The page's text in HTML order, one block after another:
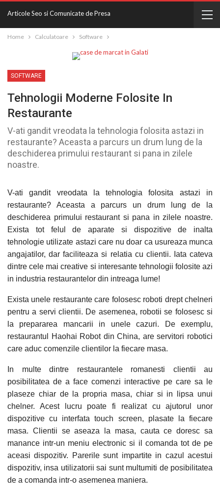
Articole Seo si Comunicate de Presa
Home Calculatoare Software
SOFTWARE
Tehnologii Moderne Folosite In
Restaurante
V-ati gandit vreodata la tehnologia folosita astazi in
restaurante? Aceasta a parcurs un drum lung de la
deschiderea primului restaurant si pana in zilele
noastre.
V-ati gandit vreodata la tehnologia folosita astazi in
restaurante? Aceasta a parcurs un drum lung de la
deschiderea primului restaurant si pana in zilele noastre.
Exista tot felul de aparate si dispozitive de inalta
tehnologie utilizate astazi care nu doar ca usureaza munca
angajatilor, dar faciliteaza si relatia cu clientii. Iata cateva
dintre cele mai creative si interesante tehnologii folosite azi
in industria restaurantelor din intreaga lume!
Exista unele restaurante care folosesc roboti drept chelneri
pentru a servi clientii. De asemenea, robotii se folosesc si
la prepararea mancarii in unele cazuri. De exemplu,
restaurantul Haohai Robot din China, are servitori robotici
care aduc comenzile clientilor la fiecare masa.
In multe dintre restaurantele romanesti clientii au
posibilitatea de a face comenzi interactive pe care sa le
plaseze chiar de la propria masa, chiar si in lipsa unui
chelner. Acest lucru poate fi realizat cu ajutorul unor
dispozitive cu interfata touch screen, plasate la fiecare
masa. Clientii se aseaza la masa, cauta ce doresc sa
manance intr-un meniu electronic si il comanda tot de pe
aceasi dispozitiv. Parerile sunt impartite in cazul acestui
dispozitiv, insa utilizatorii sai sunt multumiti de posibilitatea
de a comanda intr-o asemenea maniera.